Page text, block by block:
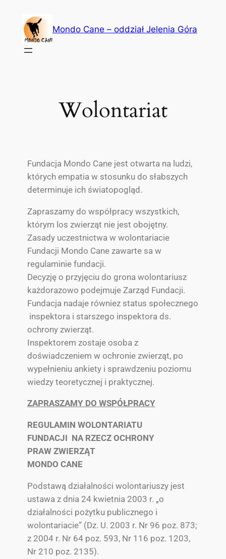
Mondo Cane – oddział Jelenia Góra
Wolontariat
Fundacja Mondo Cane jest otwarta na ludzi,
których empatia w stosunku do słabszych
determinuje ich światopogląd.
Zapraszamy do współpracy wszystkich,
którym los zwierząt nie jest obojętny.
Zasady uczestnictwa w wolontariacie
Fundacji Mondo Cane zawarte sa w
regulaminie fundacji.
Decyzję o przyjęciu do grona wolontariusz
każdorazowo podejmuje Zarząd Fundacji.
Fundacja nadaje równiez status społecznego
inspektora i starszego inspektora ds.
ochrony zwierząt.
Inspektorem zostaje osoba z
doświadczeniem w ochronie zwierząt, po
wypełnieniu ankiety i sprawdzeniu poziomu
wiedzy teoretycznej i praktycznej.
ZAPRASZAMY DO WSPÓŁPRACY
REGULAMIN WOLONTARIATU
FUNDACJI NA RZECZ OCHRONY
PRAW ZWIERZĄT
MONDO CANE
Podstawą działalności wolontariuszy jest
ustawa z dnia 24 kwietnia 2003 r. „o
działalności pożytku publicznego i
wolontariacie” (Dz. U. 2003 r. Nr 96 poz. 873;
z 2004 r. Nr 64 poz. 593, Nr 116 poz. 1203,
Nr 210 poz. 2135).